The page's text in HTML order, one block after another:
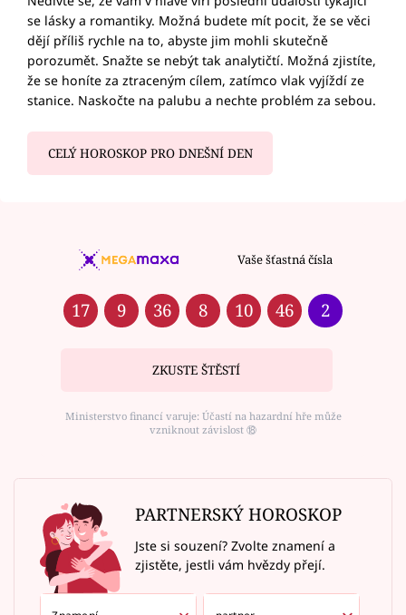
se lásky a romantiky. Možná budete mít pocit, že se věci
dějí příliš rychle na to, abyste jim mohli skutečně
porozumět. Snažte se nebýt tak analytičtí. Možná zjistíte,
že se honíte za ztraceným cílem, zatímco vlak vyjíždí ze
stanice. Naskočte na palubu a nechte problém za sebou.
CELÝ HOROSKOP PRO DNEŠNÍ DEN
Vaše šťastná čísla
17 9 36 8 10 46 2
ZKUSTE ŠTĚSTÍ
Ministerstvo financí varuje: Účastí na hazardní hře může
vzniknout závislost ⑱
PARTNERSKÝ HOROSKOP
Jste si souzení? Zvolte znamení a
zjistěte, jestli vám hvězdy přejí.